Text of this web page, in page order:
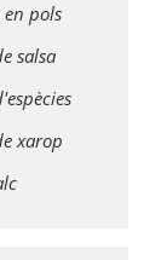
pols
salsa
xarop